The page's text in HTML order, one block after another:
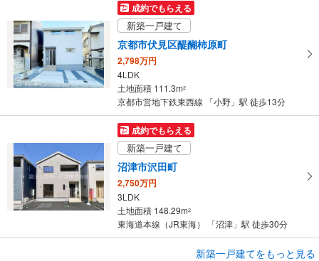
る
成約でもらえる
新築一戸建て
京都市伏見区醍醐柿原町
2,798万円
4LDK
土地面積 111.3m2
京都市営地下鉄東西線 「小野」駅 徒歩13分
成約でもらえる
新築一戸建て
沼津市沢田町
2,750万円
3LDK
土地面積 148.29m2
東海道本線（JR東海） 「沼津」駅 徒歩30分
新築一戸建てをもっと見る